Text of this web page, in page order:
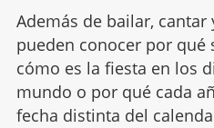
Además de bailar,
pueden conocer por qué
cómo es la fiesta en los
mundo o por qué cada
fecha distinta del